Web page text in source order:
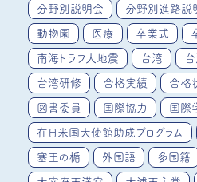
分野別説明会 分野別進路説
動物園 医療 卒業式
南海トラフ大地震 台湾
台湾研修 合格実績 合格
図書委員 国際協力 国際
在日米国大使館助成プログラム
塞王の楯 外国語 多国籍